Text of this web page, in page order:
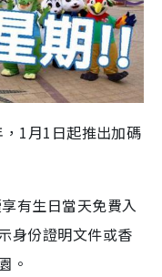
1月1日起推出加碼
有生日當天免費入
身份證明文件或香
。